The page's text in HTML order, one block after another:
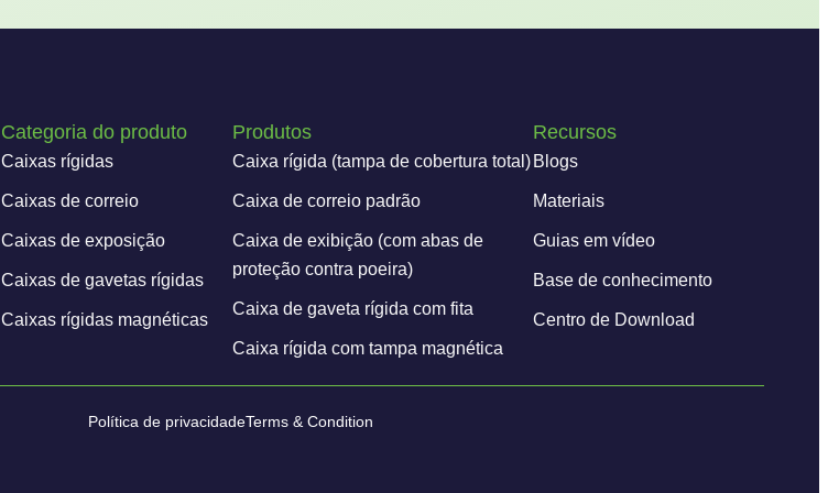
Categoria do produto
Caixas rígidas
Caixas de correio
Caixas de exposição
Caixas de gavetas rígidas
Caixas rígidas magnéticas
Produtos
Caixa rígida (tampa de cobertura total)
Caixa de correio padrão
Caixa de exibição (com abas de
proteção contra poeira)
Caixa de gaveta rígida com fita
Caixa rígida com tampa magnética
Recursos
Blogs
Materiais
Guias em vídeo
Base de conhecimento
Centro de Download
Política de privacidadeTerms & Condition